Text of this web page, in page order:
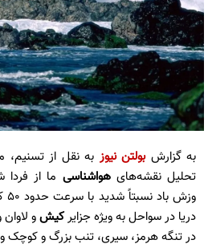
به گزارش بولتن نیوز به نقل از تسنیم،
تحلیل‌ نقشه‌هایهواشناسی ما از
دریا در سواحل به ویژه جزایرکیشو
در تنگه هرمز، سیری، تنب بزرگ و کوچک